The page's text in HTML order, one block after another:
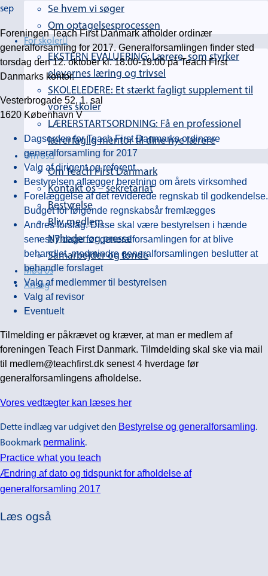
Se hvem vi søger
Om optagelsesprocessen
For skoler
EKSTERN EVALUERING: Lærere, som styrker
elevernes læring og trivsel
SKOLELEDERE: Et stærkt fagligt supplement til
vores skoler
LÆRERSTARTSORDNING: Få en professionel
lærerfaglig mentor til dine nye lærere
Om os
Om Teach First Danmark
Kontakt os – sekretariat
Bestyrelse
Bliv medlem
Nyheder og presse
Samarbejder og fonde
Mød os
Ansøg
sep
Foreningen Teach First Danmark afholder ordinær
generalforsamling for 2017. Generalforsamlingen finder sted
torsdag den 12. oktober kl. 18.00-19.00 på Teach First
Danmarks kontor.
Vesterbrogade 52, 1. sal
1620 København V
Dagsorden for Teach First Danmarks ordinære
generalforsamling for 2017
Valg af dirigent og referent
Bestyrelsen aflægger beretning om årets virksomhed
Forelæggelse af det reviderede regnskab til godkendelse.
Budget for følgende regnskabsår fremlægges
Andres forslag. Disse skal være bestyrelsen i hænde
senest 7 dage før generalforsamlingen for at blive
behandlet, medmindre generalforsamlingen beslutter at
behandle forslaget
Valg af medlemmer til bestyrelsen
Valg af revisor
Eventuelt
Tilmelding er påkrævet og kræver, at man er medlem af
foreningen Teach First Danmark. Tilmdelding skal ske via mail
til medlem@teachfirst.dk senest 4 hverdage før
generalforsamlingens afholdelse.
Vores vedtægter kan læses her
Dette indlæg var udgivet den Bestyrelse og generalforsamling.
Bookmark permalink.
Practice what you teach
Ændring af dato og tidspunkt for afholdelse af
generalforsamling 2017
Læs også